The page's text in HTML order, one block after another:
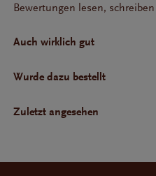
Bewertungen lesen,
Auch wirklich gut
Wurde dazu bestellt
Zuletzt angesehen